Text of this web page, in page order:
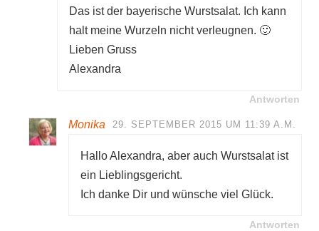
Das ist der bayerische Wurstsalat. Ich kann
halt meine Wurzeln nicht verleugnen. 🙂
Lieben Gruss
Alexandra
Antworten
Monika 29. SEPTEMBER 2015 UM 11:39 A.M.
Hallo Alexandra, aber auch Wurstsalat ist
ein Lieblingsgericht.
Ich danke Dir und wünsche viel Glück.
Antworten